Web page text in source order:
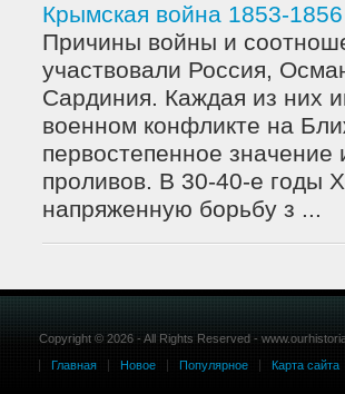
Крымская война 1853-1856
Причины войны и
участвовали Россия,
Сардиния. Каждая из них
военном конфликте на
первостепенное
проливов. В 30-40-е годы
напряженную борьбу з ...
Copyright © 2026 - All Rights Reserved -
Главная
Новое Популярное Карта сайта